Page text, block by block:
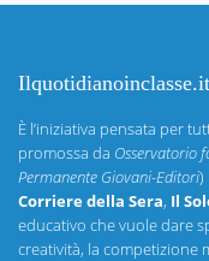
Ilquotidianoinclasse.it
È l’iniziativa pensata per
promossa da Osservatorio
Permanente Giovani-Editori)
Corriere della Sera, Il
educativo che vuole dare
creatività, la competizione